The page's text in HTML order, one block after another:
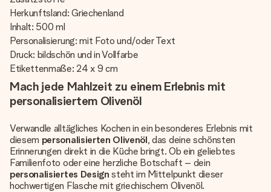
Herkunftsland: Griechenland
Inhalt: 500 ml
Personalisierung: mit Foto und/oder Text
Druck: bildschön und in Vollfarbe
Etikettenmaße: 24 x 9 cm
Mach jede Mahlzeit zu einem Erlebnis mit
personalisiertem Olivenöl
Verwandle alltägliches Kochen in ein besonderes Erlebnis mit
diesem personalisierten Olivenöl, das deine schönsten
Erinnerungen direkt in die Küche bringt. Ob ein geliebtes
Familienfoto oder eine herzliche Botschaft – dein
personalisiertes Design steht im Mittelpunkt dieser
hochwertigen Flasche mit griechischem Olivenöl.